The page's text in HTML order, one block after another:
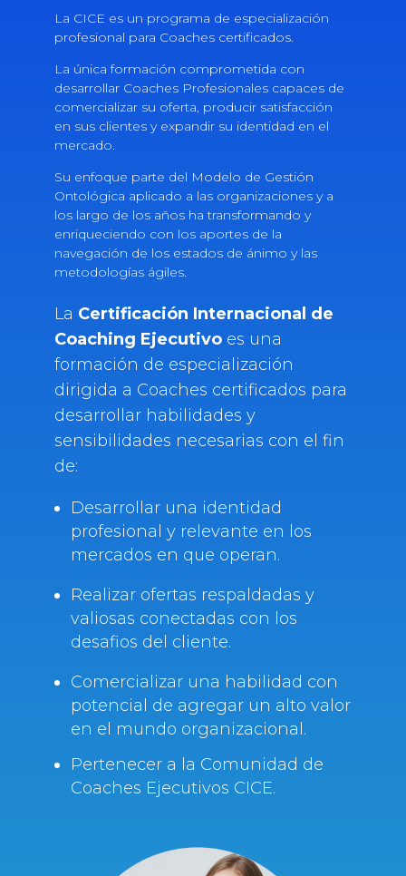
La CICE es un programa de especialización
profesional para Coaches certificados.
La única formación comprometida con
desarrollar Coaches Profesionales capaces de
comercializar su oferta, producir satisfacción
en sus clientes y expandir su identidad en el
mercado.
Su enfoque parte del Modelo de Gestión
Ontológica aplicado a las organizaciones y a
los largo de los años ha transformando y
enriqueciendo con los aportes de la
navegación de los estados de ánimo y las
metodologías ágiles.
La Certificación Internacional de
Coaching Ejecutivo es una
formación de especialización
dirigida a Coaches certificados para
desarrollar habilidades y
sensibilidades necesarias con el fin
de:
Desarrollar una identidad
profesional y relevante en los
mercados en que operan.
Realizar ofertas respaldadas y
valiosas conectadas con los
desafios del cliente.
Comercializar una habilidad con
potencial de agregar un alto valor
en el mundo organizacional.
Pertenecer a la Comunidad de
Coaches Ejecutivos CICE.